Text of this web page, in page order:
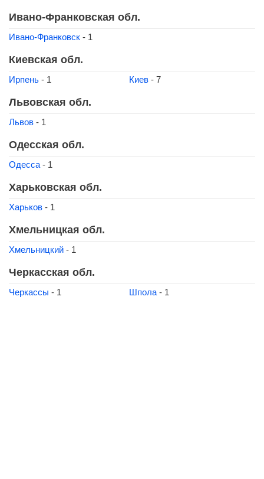
Ивано-Франковская обл.
Ивано-Франковск - 1
Киевская обл.
Ирпень - 1 Киев - 7
Львовская обл.
Львов - 1
Одесская обл.
Одесса - 1
Харьковская обл.
Харьков - 1
Хмельницкая обл.
Хмельницкий - 1
Черкасская обл.
Черкассы - 1 Шпола - 1